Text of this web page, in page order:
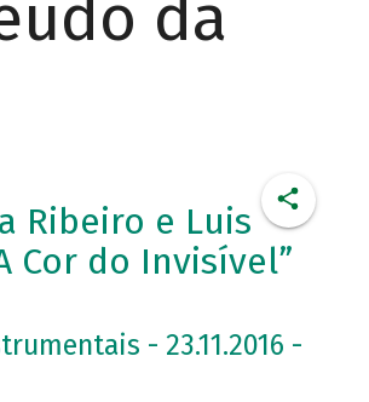
da
Ribeiro e Luis
Cor do Invisível”
- 23.11.2016 -